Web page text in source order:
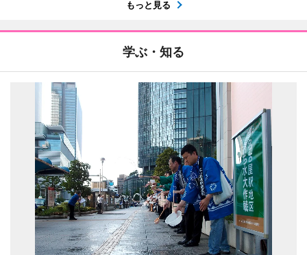
もっと見る
学ぶ・知る